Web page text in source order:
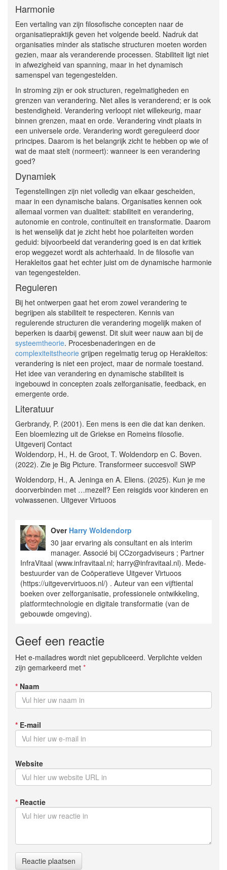
Harmonie
Een vertaling van zijn filosofische concepten naar de
organisatiepraktijk geven het volgende beeld. Nadruk dat
organisaties minder als statische structuren moeten worden
gezien, maar als veranderende processen. Stabiliteit ligt niet
in afwezigheid van spanning, maar in het dynamisch
samenspel van tegengestelden.
In stroming zijn er ook structuren, regelmatigheden en
grenzen van verandering. Niet alles is veranderend; er is ook
bestendigheid. Verandering verloopt niet willekeurig, maar
binnen grenzen, maat en orde. Verandering vindt plaats in
een universele orde. Verandering wordt gereguleerd door
principes. Daarom is het belangrijk zicht te hebben op wie of
wat de maat stelt (normeert): wanneer is een verandering
goed?
Dynamiek
Tegenstellingen zijn niet volledig van elkaar gescheiden,
maar in een dynamische balans. Organisaties kennen ook
allemaal vormen van dualiteit: stabiliteit en verandering,
autonomie en controle, continuïteit en transformatie. Daarom
is het wenselijk dat je zicht hebt hoe polariteiten worden
geduid: bijvoorbeeld dat verandering goed is en dat kritiek
erop weggezet wordt als achterhaald. In de filosofie van
Herakleitos gaat het echter juist om de dynamische harmonie
van tegengestelden.
Reguleren
Bij het ontwerpen gaat het erom zowel verandering te
begrijpen als stabiliteit te respecteren. Kennis van
regulerende structuren die verandering mogelijk maken of
beperken is daarbij gewenst. Dit sluit weer nauw aan bij de
systeemtheorie. Procesbenaderingen en de
complexiteitstheorie grijpen regelmatig terug op Herakleitos:
verandering is niet een project, maar de normale toestand.
Het idee van verandering en dynamische stabiliteit is
ingebouwd in concepten zoals zelforganisatie, feedback, en
emergente orde.
Literatuur
Gerbrandy, P. (2001). Een mens is een die dat kan denken.
Een bloemlezing uit de Griekse en Romeins filosofie.
Uitgeverij Contact
Woldendorp, H., H. de Groot, T. Woldendorp en C. Boven.
(2022). Zie je Big Picture. Transformeer succesvol! SWP
Woldendorp, H., A. Jeninga en A. Eliens. (2025). Kun je me
doorverbinden met …mezelf? Een reisgids voor kinderen en
volwassenen. Uitgever Virtuoos
Over Harry Woldendorp
30 jaar ervaring als consultant en als interim
manager. Associé bij CCzorgadviseurs ; Partner
InfraVitaal (www.infravitaal.nl; harry@infravitaal.nl). Mede-
bestuurder van de Coöperatieve Uitgever Virtuoos
(https://uitgevervirtuoos.nl/) . Auteur van een vijftiental
boeken over zelforganisatie, professionele ontwikkeling,
platformtechnologie en digitale transformatie (van de
gebouwde omgeving).
Geef een reactie
Het e-mailadres wordt niet gepubliceerd. Verplichte velden
zijn gemarkeerd met *
* Naam
* E-mail
Website
* Reactie
Reactie plaatsen